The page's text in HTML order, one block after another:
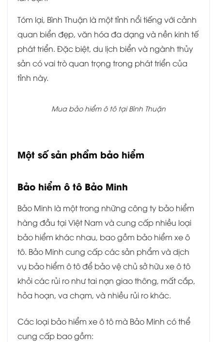
Tóm lại, Bình Thuận là một tỉnh nổi tiếng với cảnh
quan biển đẹp, văn hóa đa dạng và nền kinh tế
phát triển. Đặc biệt, du lịch biển và ngành thủy
sản có vai trò quan trọng trong phát triển của
tỉnh này.
Mua bảo hiểm ô tô tại Bình Thuận
Một số sản phẩm bảo hiểm
Bảo hiểm ô tô Bảo Minh
Bảo Minh là một trong những công ty bảo hiểm
hàng đầu tại Việt Nam và cung cấp nhiều loại
bảo hiểm khác nhau, bao gồm bảo hiểm xe ô
tô. Bảo Minh cung cấp các sản phẩm và dịch
vụ bảo hiểm ô tô để bảo vệ chủ sở hữu xe ô tô
khỏi các rủi ro như tai nạn giao thông, mất cắp,
hỏa hoạn, va chạm, và nhiều rủi ro khác.
Các loại bảo hiểm xe ô tô mà Bảo Minh có thể
cung cấp bao gồm: